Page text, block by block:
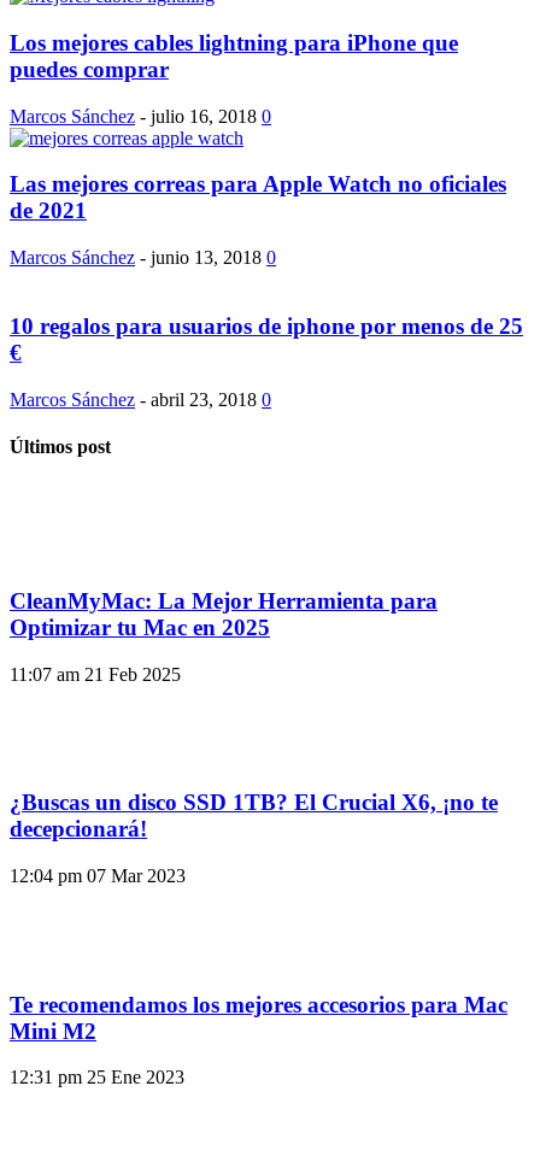
Los mejores cables lightning para iPhone que
puedes comprar
Marcos Sánchez - julio 16, 2018 0
Las mejores correas para Apple Watch no oficiales
de 2021
Marcos Sánchez - junio 13, 2018 0
10 regalos para usuarios de iphone por menos de 25
€
Marcos Sánchez - abril 23, 2018 0
Últimos post
CleanMyMac: La Mejor Herramienta para
Optimizar tu Mac en 2025
11:07 am 21 Feb 2025
¿Buscas un disco SSD 1TB? El Crucial X6, ¡no te
decepcionará!
12:04 pm 07 Mar 2023
Te recomendamos los mejores accesorios para Mac
Mini M2
12:31 pm 25 Ene 2023